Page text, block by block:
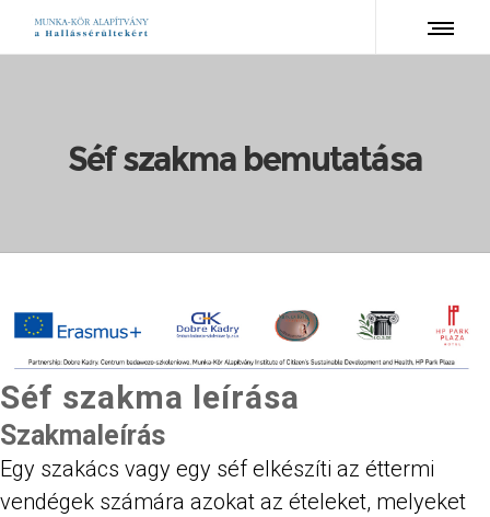
Séf szakma bemutatása
Séf szakma leírása
Szakmaleírás
Egy szakács vagy egy séf elkészíti az éttermi
vendégek számára azokat az ételeket, melyeket